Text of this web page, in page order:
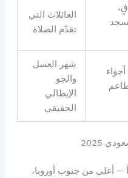
العائلات التي
تقدّم الصلاة
شهر العسل
والجو
الإيطالي
الحقيقي
2025
— أغلى من جنوب أوروبا،